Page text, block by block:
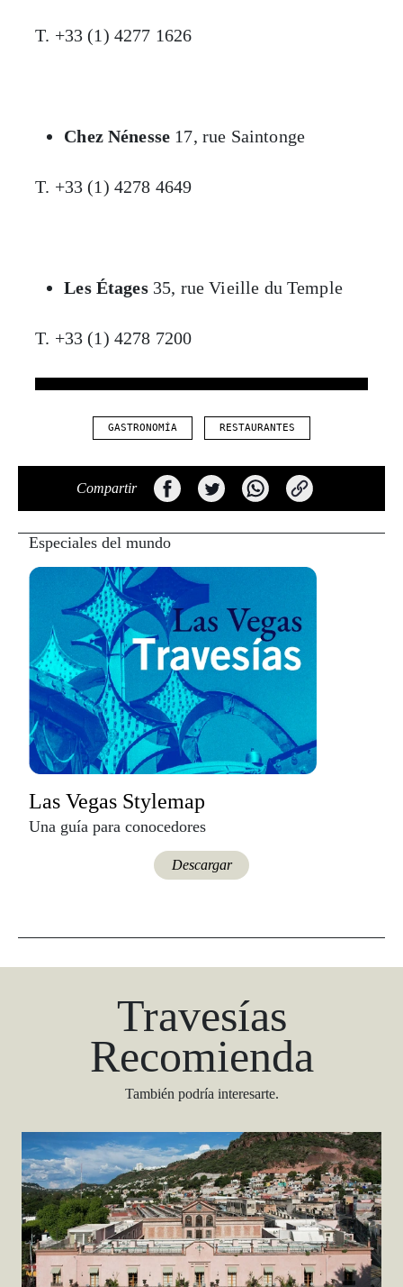
T. +33 (1) 4277 1626
Chez Nénesse 17, rue Saintonge
T. +33 (1) 4278 4649
Les Étages35, rue Vieille du Temple
T. +33 (1) 4278 7200
GASTRONOMÍA RESTAURANTES
Compartir
Especiales del mundo
Las Vegas Stylemap
Una guía para conocedores
Descargar
Travesías
Recomienda
También podría interesarte.